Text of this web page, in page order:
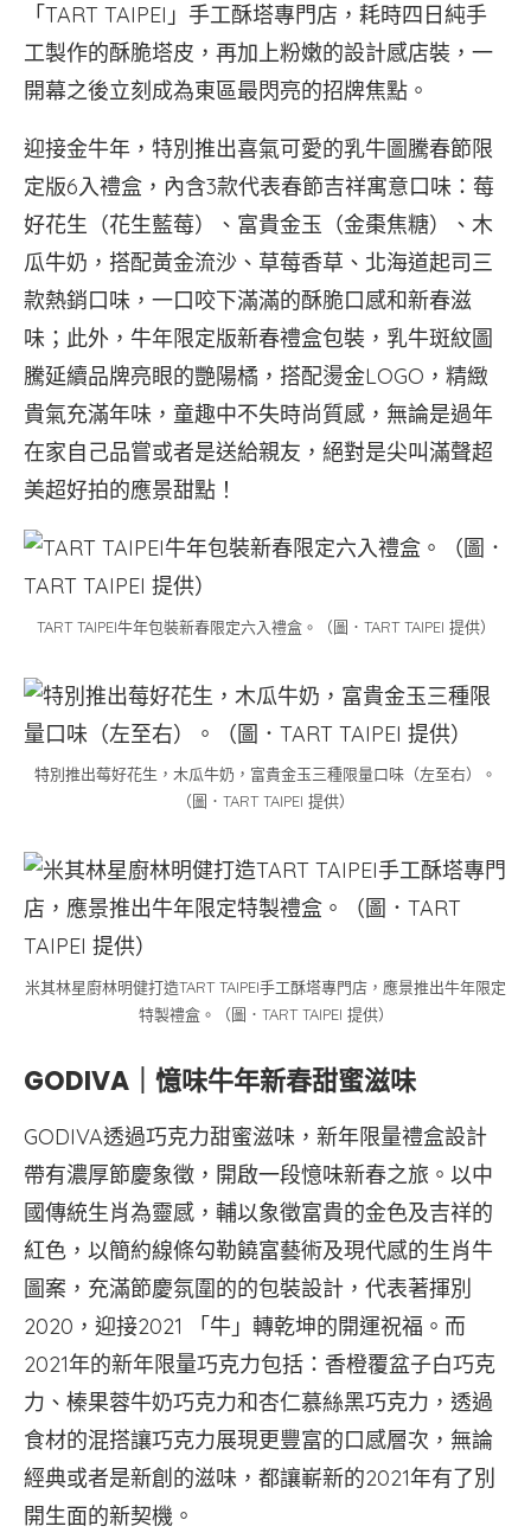
「TART TAIPEI」手工酥塔專門店，耗時四日純手
工製作的酥脆塔皮，再加上粉嫩的設計感店裝，一
開幕之後立刻成為東區最閃亮的招牌焦點。
迎接金牛年，特別推出喜氣可愛的乳牛圖騰春節限
定版6入禮盒，內含3款代表春節吉祥寓意口味：莓
好花生（花生藍莓）、富貴金玉（金棗焦糖）、木
瓜牛奶，搭配黃金流沙、草莓香草、北海道起司三
款熱銷口味，一口咬下滿滿的酥脆口感和新春滋
味；此外，牛年限定版新春禮盒包裝，乳牛斑紋圖
騰延續品牌亮眼的艷陽橘，搭配燙金LOGO，精緻
貴氣充滿年味，童趣中不失時尚質感，無論是過年
在家自己品嘗或者是送給親友，絕對是尖叫滿聲超
美超好拍的應景甜點！
TART TAIPEI牛年包裝新春限定六入禮盒。（圖．TART TAIPEI 提供）
特別推出莓好花生，木瓜牛奶，富貴金玉三種限量口味（左至右）。
（圖．TART TAIPEI 提供）
米其林星廚林明健打造TART TAIPEI手工酥塔專門店，應景推出牛年限定
特製禮盒。（圖．TART TAIPEI 提供）
GODIVA｜憶味牛年新春甜蜜滋味
GODIVA透過巧克力甜蜜滋味，新年限量禮盒設計
帶有濃厚節慶象徵，開啟一段憶味新春之旅。以中
國傳統生肖為靈感，輔以象徵富貴的金色及吉祥的
紅色，以簡約線條勾勒饒富藝術及現代感的生肖牛
圖案，充滿節慶氛圍的的包裝設計，代表著揮別
2020，迎接2021 「牛」轉乾坤的開運祝福。而
2021年的新年限量巧克力包括：香橙覆盆子白巧克
力、榛果蓉牛奶巧克力和杏仁慕絲黑巧克力，透過
食材的混搭讓巧克力展現更豐富的口感層次，無論
經典或者是新創的滋味，都讓嶄新的2021年有了別
開生面的新契機。